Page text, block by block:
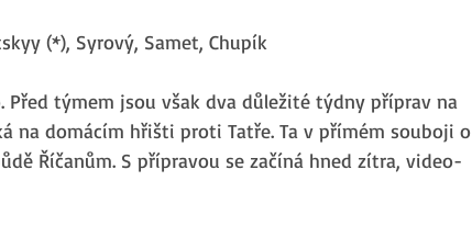
(*), Syrový, Samet, Chupík
Před týmem jsou však dva důležité týdny příprav na
na domácím hřišti proti Tatře. Ta v přímém souboji o
Říčanům. S přípravou se začíná hned zítra, video-